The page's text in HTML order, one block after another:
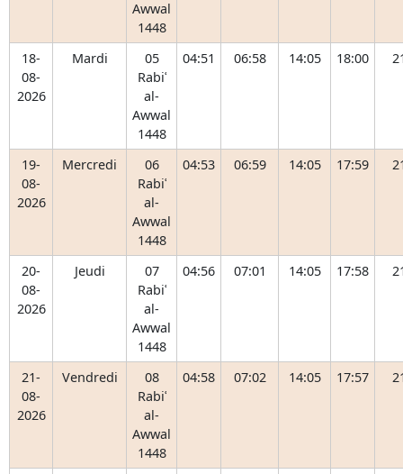
Awwal
1448
18-
08-
2026
Mardi
05
Rabiʿ
al-
Awwal
1448
04:51 06:58 14:05 18:00
19-
08-
2026
Mercredi
06
Rabiʿ
al-
Awwal
1448
04:53 06:59 14:05 17:59
20-
08-
2026
Jeudi
07
Rabiʿ
al-
Awwal
1448
04:56 07:01 14:05 17:58
21-
08-
2026
Vendredi
08
Rabiʿ
al-
Awwal
1448
04:58 07:02 14:05 17:57